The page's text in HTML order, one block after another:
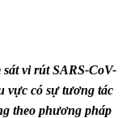
sát vi rút SARS-CoV-
vực có sự tương tác
theo phương pháp